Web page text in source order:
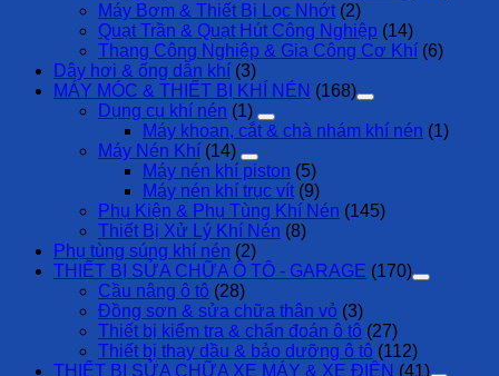
Máy Bơm & Thiết Bị Lọc Nhớt (2)
Quạt Trần & Quạt Hút Công Nghiệp (14)
Thang Công Nghiệp & Gia Công Cơ Khí (6)
Dây hơi & ống dẫn khí (3)
MÁY MÓC & THIẾT BỊ KHÍ NÉN (168)
Dụng cụ khí nén (1)
Máy khoan, cắt & chà nhám khí nén (1)
Máy Nén Khí (14)
Máy nén khí piston (5)
Máy nén khí trục vít (9)
Phụ Kiện & Phụ Tùng Khí Nén (145)
Thiết Bị Xử Lý Khí Nén (8)
Phụ tùng súng khí nén (2)
THIẾT BỊ SỬA CHỮA Ô TÔ - GARAGE (170)
Cầu nâng ô tô (28)
Đồng sơn & sửa chữa thân vỏ (3)
Thiết bị kiểm tra & chẩn đoán ô tô (27)
Thiết bị thay dầu & bảo dưỡng ô tô (112)
THIẾT BỊ SỬA CHỮA XE MÁY & XE ĐIỆN (41)